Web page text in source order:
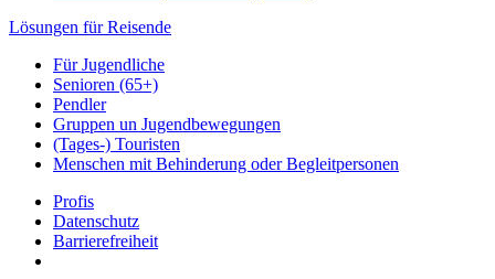
Lösungen für Reisende
Für Jugendliche
Senioren (65+)
Pendler
Gruppen un Jugendbewegungen
(Tages-) Touristen
Menschen mit Behinderung oder Begleitpersonen
Profis
Datenschutz
Barrierefreiheit